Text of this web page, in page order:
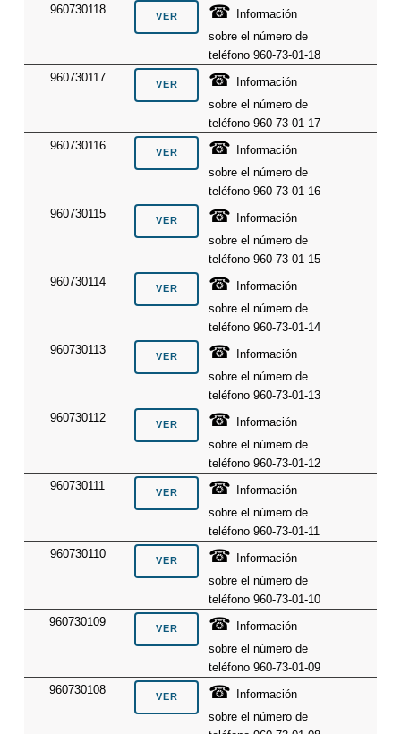
960730118
☎
Información
sobre el número de
teléfono 960-73-01-18
960730117
☎
Información
sobre el número de
teléfono 960-73-01-17
960730116
☎
Información
sobre el número de
teléfono 960-73-01-16
960730115
☎
Información
sobre el número de
teléfono 960-73-01-15
960730114
☎
Información
sobre el número de
teléfono 960-73-01-14
960730113
☎
Información
sobre el número de
teléfono 960-73-01-13
960730112
☎
Información
sobre el número de
teléfono 960-73-01-12
960730111
☎
Información
sobre el número de
teléfono 960-73-01-11
960730110
☎
Información
sobre el número de
teléfono 960-73-01-10
960730109
☎
Información
sobre el número de
teléfono 960-73-01-09
960730108
☎
Información
sobre el número de